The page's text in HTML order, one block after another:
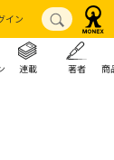
イン
連載 著者 商